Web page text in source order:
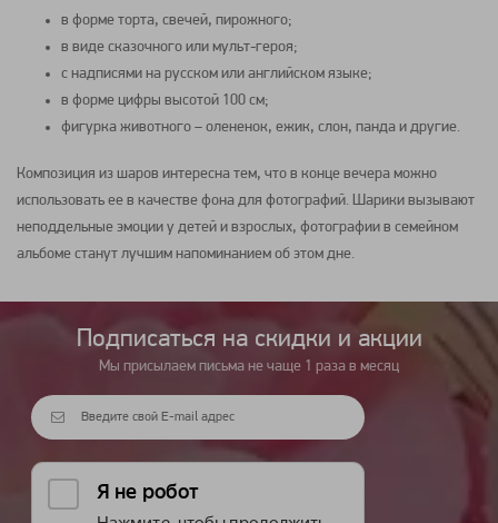
в форме торта, свечей, пирожного;
в виде сказочного или мульт-героя;
с надписями на русском или английском языке;
в форме цифры высотой 100 см;
фигурка животного – олененок, ежик, слон, панда и другие.
Композиция из шаров интересна тем, что в конце вечера можно
использовать ее в качестве фона для фотографий. Шарики вызывают
неподдельные эмоции у детей и взрослых, фотографии в семейном
альбоме станут лучшим напоминанием об этом дне.
Подписаться на cкидки и акции
Мы присылаем письма не чаще 1 раза в месяц